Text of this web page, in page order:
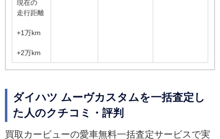
現在の
走行距離
+1万km
+2万km
ダイハツ ムーヴカスタムを一括査定し
た人のクチコミ・評判
買取カービューの愛車無料一括査定サービスで実